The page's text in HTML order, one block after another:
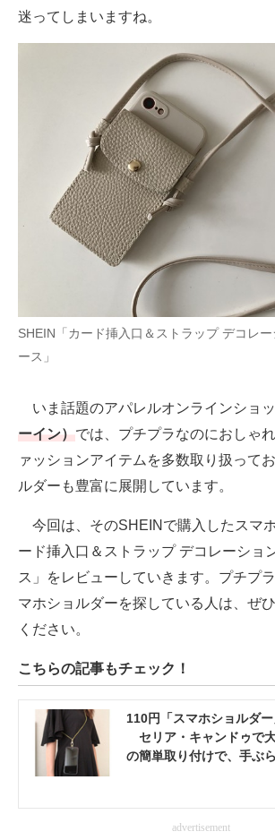
スマホと通信の最新トレンド
好きが集まる 比べて選べる
ビジネスと働き方のヒント
AI活用のいまが分かる
企業ITのトレンドを詳説
経営リーダーのコミュニティ
マーケ×ITの今がよく分かる
ITエンジニア向け専門サイト
企業向けIT製品の総合サイト
製造業のIT導入・活用を支援
電子設計の基本と応用
エネルギーの専門メディア
建設×テクノロジーの最前線
ちょっと気になるネットの話題
迷ってしまいますね。
SHEIN「カード挿入口＆ストラップ デコレ
ース」
いま話題のアパレルオンラインショッ
ーイン）では、プチプラなのにおしゃ
ァッションアイテムを多数取り扱って
ルダーも豊富に展開しています。
今回は、そのSHEINで購入したスマ
ード挿入口＆ストラップ デコレーショ
ス」をレビューしていきます。プチプ
マホショルダーを探している人は、ぜ
ください。
こちらの記事もチェック！
110円「スマホショルダー
セリア・キャンドゥで
の簡単取り付けで、手ぶ
advertisement